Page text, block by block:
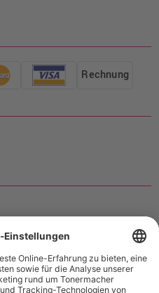
Rechnung
Befindet sich ein Warenwert
Artikeln in Ihrem Warenkorb, ist der